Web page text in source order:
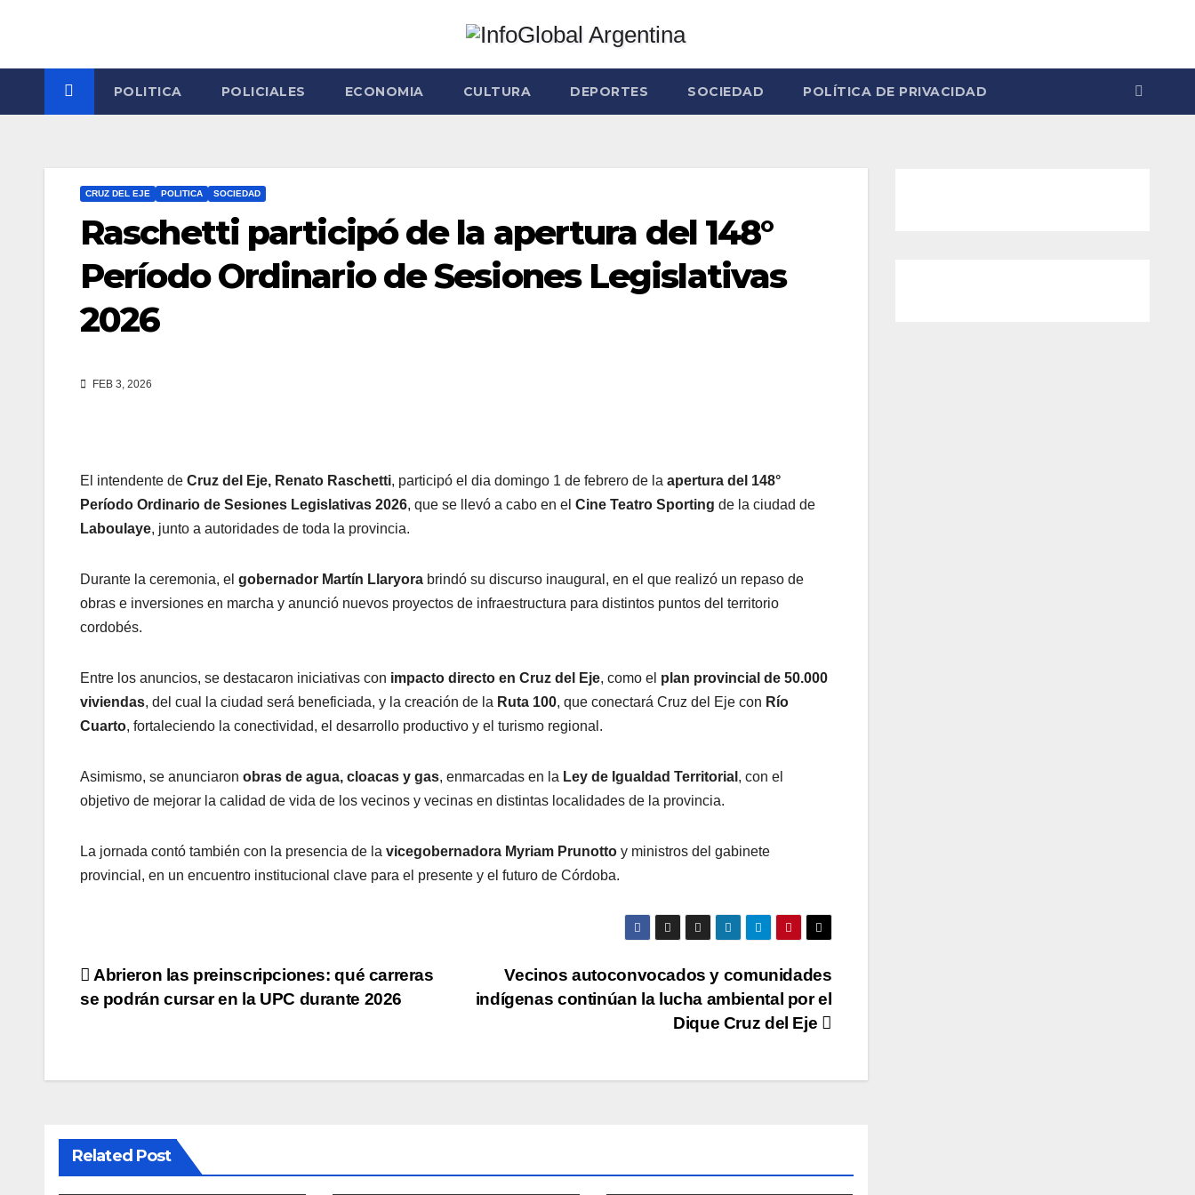
content
POLITICA POLICIALES ECONOMIA CULTURA DEPORTES SOCIEDAD POLÍTICA DE PRIVACIDAD
CRUZ DEL EJE POLITICA SOCIEDAD
Raschetti participó de la apertura del 148°
Período Ordinario de Sesiones Legislativas
2026
FEB 3, 2026
El intendente de Cruz del Eje, Renato Raschetti, participó el dia domingo 1 de febrero de la apertura del 148°
Período Ordinario de Sesiones Legislativas 2026, que se llevó a cabo en el Cine Teatro Sporting de la ciudad de
Laboulaye, junto a autoridades de toda la provincia.
Durante la ceremonia, el gobernador Martín Llaryora brindó su discurso inaugural, en el que realizó un repaso de
obras e inversiones en marcha y anunció nuevos proyectos de infraestructura para distintos puntos del territorio
cordobés.
Entre los anuncios, se destacaron iniciativas con impacto directo en Cruz del Eje, como el plan provincial de 50.000
viviendas, del cual la ciudad será beneficiada, y la creación de la Ruta 100, que conectará Cruz del Eje con Río
Cuarto, fortaleciendo la conectividad, el desarrollo productivo y el turismo regional.
Asimismo, se anunciaron obras de agua, cloacas y gas, enmarcadas en la Ley de Igualdad Territorial , con el
objetivo de mejorar la calidad de vida de los vecinos y vecinas en distintas localidades de la provincia.
La jornada contó también con la presencia de la vicegobernadora Myriam Prunotto y ministros del gabinete
provincial, en un encuentro institucional clave para el presente y el futuro de Córdoba.
Navegación
de
Vecinos autoconvocados y comunidades
indígenas continúan la lucha ambiental por el
Dique Cruz del Eje
Abrieron las preinscripciones: qué carreras
se podrán cursar en la UPC durante 2026
Related Post